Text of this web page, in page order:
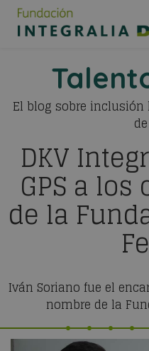
El blog sobre
DKV
GPS a
de la
Iván Soriano fue el
nombre de la